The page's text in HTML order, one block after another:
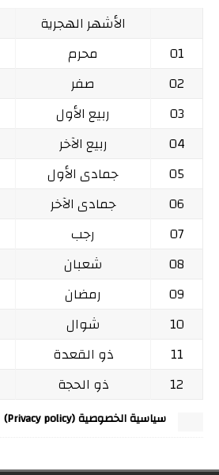
الأشهر الهجرية
01
محرم
02
صفر
03
ربيع الأول
04
ربيع الآخر
05
جمادى الأول
06
جمادى الآخر
07
رجب
08
شعبان
09
رمضان
10
شوال
11
ذو القعدة
12
ذو الحجة
سياسية الخصوصية (Privacy policy)